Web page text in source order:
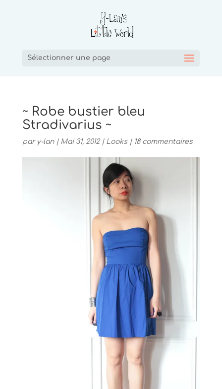
Sélectionner une page
~ Robe bustier bleu
Stradivarius ~
par y-lan| Mai 31, 2012| Looks| 18 commentaires